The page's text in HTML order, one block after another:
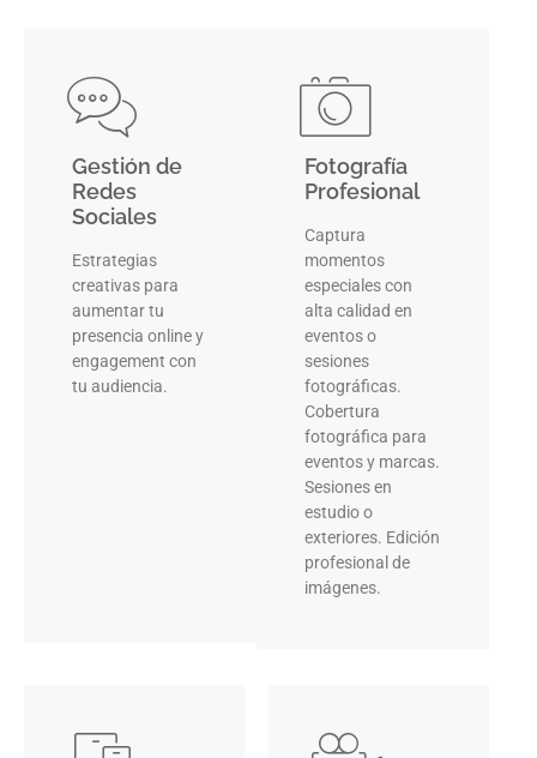
Gestión de
Redes
Sociales
Estrategias
creativas para
aumentar tu
presencia online y
engagement con
tu audiencia.
Fotografía
Profesional
Captura
momentos
especiales con
alta calidad en
eventos o
sesiones
fotográficas.
Cobertura
fotográfica para
eventos y marcas.
Sesiones en
estudio o
exteriores. Edición
profesional de
imágenes.